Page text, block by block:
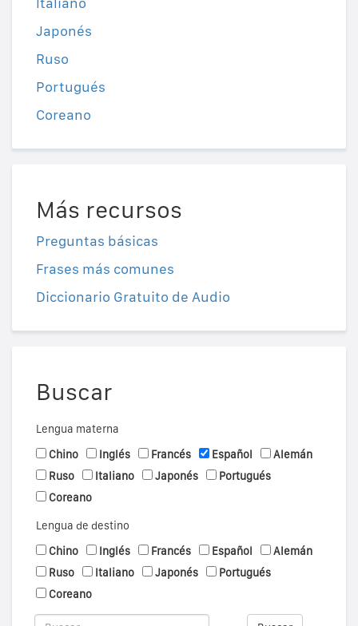
Japonés
Ruso
Portugués
Coreano
Más recursos
Preguntas básicas
Frases más comunes
Diccionario Gratuito de Audio
Buscar
Lengua materna
Chino
Inglés Francés Español
Alemán
Ruso
Italiano Japonés
Portugués
Coreano
Lengua de destino
Chino
Inglés Francés Español
Alemán
Ruso
Italiano Japonés
Portugués
Coreano